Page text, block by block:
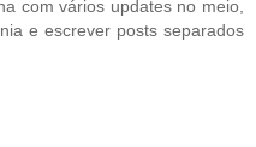
com vários updates no meio,
e escrever posts separados